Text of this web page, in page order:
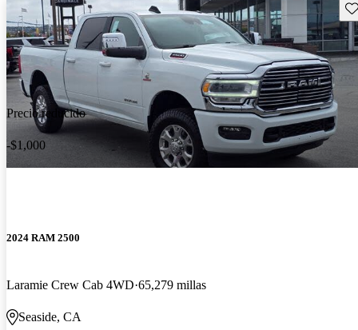
Precio reducido
-$1,000
2024 RAM 2500
Laramie Crew Cab 4WD 65,279 millas
Seaside, CA